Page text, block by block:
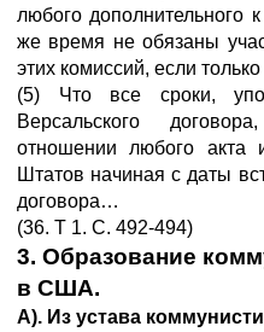
любого дополнительного
же время не обязаны
этих комиссий, если
(5) Что все сроки,
Версальского
отношении любого акта
Штатов начиная с даты
договора…
(36. Т 1. С. 492-494)
3. Образование
в США.
А). Из устава